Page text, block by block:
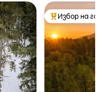
Най-популярен
Избор на